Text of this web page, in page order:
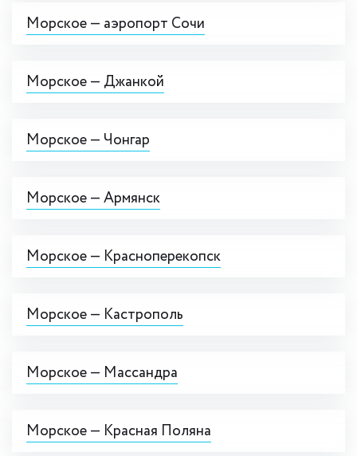
Морское — аэропорт Сочи
Морское — Джанкой
Морское — Чонгар
Морское — Армянск
Морское — Красноперекопск
Морское — Кастрополь
Морское — Массандра
Морское — Красная Поляна